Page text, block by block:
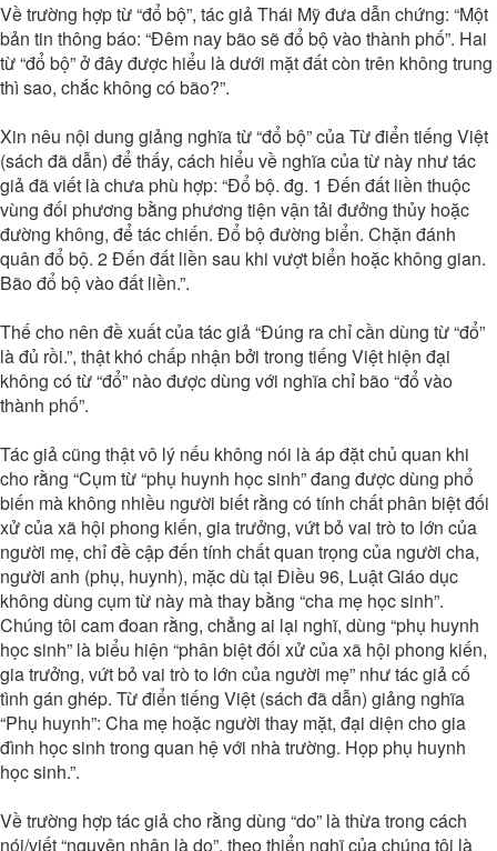
Về trường hợp từ “đổ bộ”, tác giả Thái Mỹ đưa dẫn chứng: “Một
bản tin thông báo: “Đêm nay bão sẽ đổ bộ vào thành phố”. Hai
từ “đổ bộ” ở đây được hiểu là dưới mặt đất còn trên không trung
thì sao, chắc không có bão?”.
Xin nêu nội dung giảng nghĩa từ “đổ bộ” của Từ điển tiếng Việt
(sách đã dẫn) để thấy, cách hiểu về nghĩa của từ này như tác
giả đã viết là chưa phù hợp: “Đổ bộ. đg. 1 Đến đất liền thuộc
vùng đối phương bằng phương tiện vận tải đưởng thủy hoặc
đường không, để tác chiến. Đổ bộ đường biển. Chặn đánh
quân đổ bộ. 2 Đến đất liền sau khi vượt biển hoặc không gian.
Bão đổ bộ vào đất liền.”.
Thế cho nên đề xuất của tác giả “Đúng ra chỉ cần dùng từ “đổ”
là đủ rồi.”, thật khó chấp nhận bởi trong tiếng Việt hiện đại
không có từ “đổ” nào được dùng với nghĩa chỉ bão “đổ vào
thành phố”.
Tác giả cũng thật vô lý nếu không nói là áp đặt chủ quan khi
cho rằng “Cụm từ “phụ huynh học sinh” đang được dùng phổ
biến mà không nhiều người biết rằng có tính chất phân biệt đối
xử của xã hội phong kiến, gia trưởng, vứt bỏ vai trò to lớn của
người mẹ, chỉ đề cập đến tính chất quan trọng của người cha,
người anh (phụ, huynh), mặc dù tại Điều 96, Luật Giáo dục
không dùng cụm từ này mà thay bằng “cha mẹ học sinh”.
Chúng tôi cam đoan rằng, chẳng ai lại nghĩ, dùng “phụ huynh
học sinh” là biểu hiện “phân biệt đối xử của xã hội phong kiến,
gia trưởng, vứt bỏ vai trò to lớn của người mẹ” như tác giả cố
tình gán ghép. Từ điển tiếng Việt (sách đã dẫn) giảng nghĩa
“Phụ huynh”: Cha mẹ hoặc người thay mặt, đại diện cho gia
đình học sinh trong quan hệ với nhà trường. Họp phụ huynh
học sinh.”.
Về trường hợp tác giả cho rằng dùng “do” là thừa trong cách
nói/viết “nguyên nhân là do”, theo thiển nghĩ của chúng tôi là